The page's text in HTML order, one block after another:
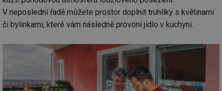
V neposlední řadě můžete prostor doplnit truhlíky s květinami
či bylinkami, které vám následně provoní jídlo v kuchyni.